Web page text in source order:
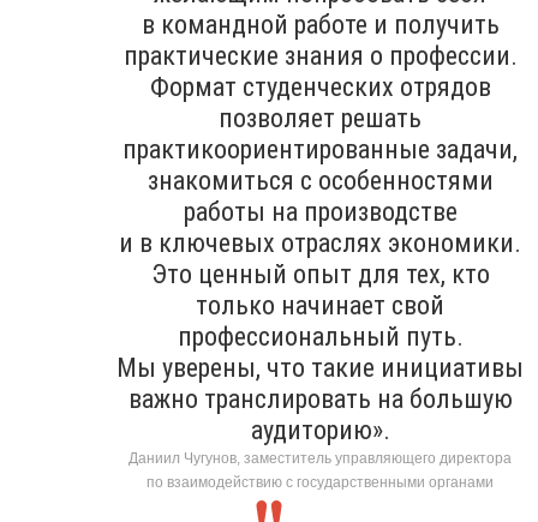
в командной работе и получить
практические знания о профессии.
Формат студенческих отрядов
позволяет решать
практикоориентированные задачи,
знакомиться с особенностями
работы на производстве
и в ключевых отраслях экономики.
Это ценный опыт для тех, кто
только начинает свой
профессиональный путь.
Мы уверены, что такие инициативы
важно транслировать на большую
аудиторию».
Даниил Чугунов, заместитель управляющего директора
по взаимодействию с государственными органами